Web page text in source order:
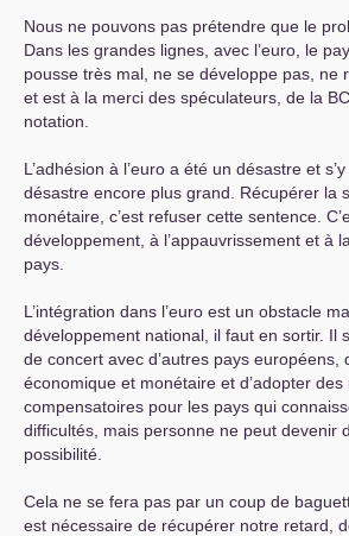
Nous ne pouvons pas prétendre que le
Dans les grandes lignes, avec l’euro, le
pousse très mal, ne se développe pas, ne
et est à la merci des spéculateurs, de la
notation.
L’adhésion à l’euro a été un désastre et
désastre encore plus grand. Récupérer la
monétaire, c’est refuser cette sentence.
développement, à l’appauvrissement et à
pays.
L’intégration dans l’euro est un obstacle
développement national, il faut en sortir. Il
de concert avec d’autres pays européens,
économique et monétaire et d’adopter des
compensatoires pour les pays qui
difficultés, mais personne ne peut devenir
possibilité.
Cela ne se fera pas par un coup de
est nécessaire de récupérer notre retard,